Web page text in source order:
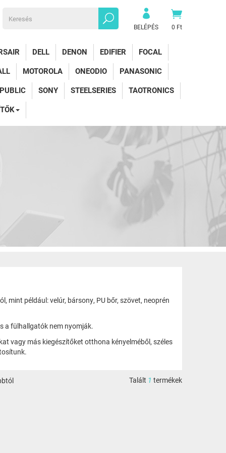
0 Ft
BELÉPÉS
DELL DENON EDIFIER
FOCAL
MOTOROLA ONEODIO
PANASONIC
SONY STEELSERIES
TAOTRONICS
mint például: velúr, bársony, PU bőr, szövet, neoprén
a fülhallgatók nem nyomják.
vagy más kiegészítőket otthona kényelméből, széles
Talált 1 termékek